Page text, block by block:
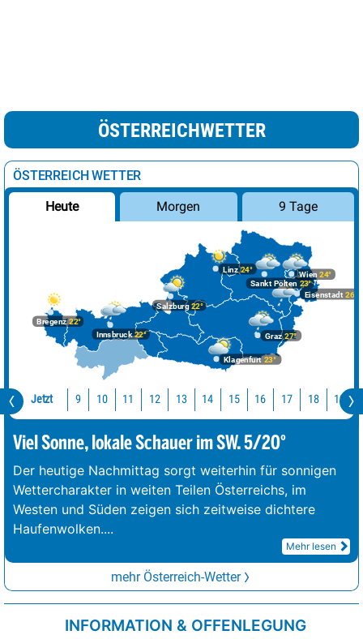
ÖSTERREICHWETTER
ÖSTERREICH WETTER
Heute Morgen 9 Tage
Bregenz22°
Graz27°
Innsbruck22°
Klagenfurt 23°
Linz24°
Salzburg22°
Wien 24°
Eisenstadt 26°
Sankt Pölten 23°
Jetzt 9 10 11 12 13 14 15 16 17 18 19
Viel Sonne, lokale Schauer im SW. 5/20°
Der heutige Nachmittag sorgt weiterhin für sonnigen
Wettercharakter in weiten Teilen Österreichs, im
Westen und Süden zeigen sich zeitweise dichtere
Haufenwolken....
Mehr lesen
mehr Österreich-Wetter
INFORMATION & OFFENLEGUNG